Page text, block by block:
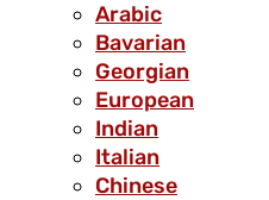
Arabic
Bavarian
Georgian
European
Indian
Italian
Chinese